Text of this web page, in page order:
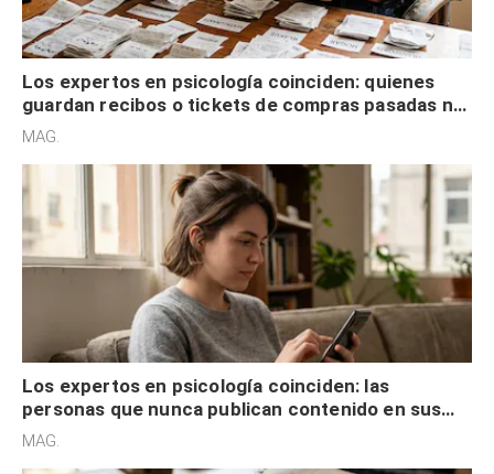
Los expertos en psicología coinciden: quienes
guardan recibos o tickets de compras pasadas no
son acumuladores, sino que tienen necesidad de
MAG.
Los expertos en psicología coinciden: las
personas que nunca publican contenido en sus
redes sociales no pretenden buscar validación
MAG.